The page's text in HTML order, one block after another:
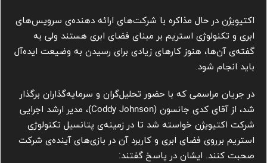
اکتیویژن در حال مذاکره با شرکت‌های ارائه دهنده‌ی سرویس‌های
ابری و تکنولوژی استریم بر مبنای فضای ابری هستند ولی به
گفته‌ی آن‌ها، هنوز کارهای زیادی برای رسیدن به وضیعت ایده‌آل
باید انجام شود.
در جریان مراسمی که با حضور تحلیل‌گران و سرمایه‌گذاران برگذار
شد، از آقای کدی جانسون (Coddy Johnson)، مدیر ارشد اجرایی
شرکت اکتیویژن خواسته شد تا در زمینه‌ی پتانسیل تکنولوژی
استریم برروی فضای ابری و کاربرد آن در بازی‌های آینده‌ی شرکت
صحبت کنند. ایشان در پاسخ گفتند: